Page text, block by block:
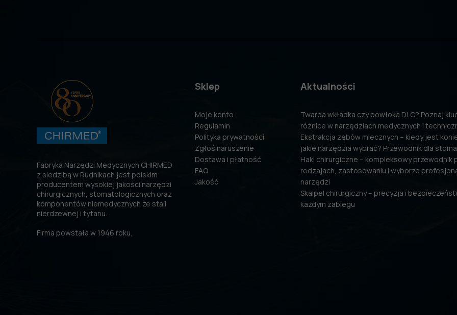
Fabryka Narzędzi Medycznych CHIRMED
z siedzibą w Rudnikach jest polskim
producentem wysokiej jakości narzędzi
chirurgicznych, stomatologicznych oraz
komponentów niemedycznych ze stali
nierdzewnej i tytanu.
Firma powstała w 1946 roku.
Sklep
Moje konto
Regulamin
Polityka prywatności
Zgłoś naruszenie
Dostawa i płatność
FAQ
Jakość
Aktualności
Twarda wkładka czy powłoka DLC? Poznaj
różnice w narzędziach medycznych i
Ekstrakcja zębów mlecznych – kiedy jest
jakie narzędzia wybrać? Przewodnik dla
Haki chirurgiczne – kompleksowy przewodnik
rodzajach, zastosowaniu i wyborze
narzędzi
Skalpel chirurgiczny – precyzja i
każdym zabiegu